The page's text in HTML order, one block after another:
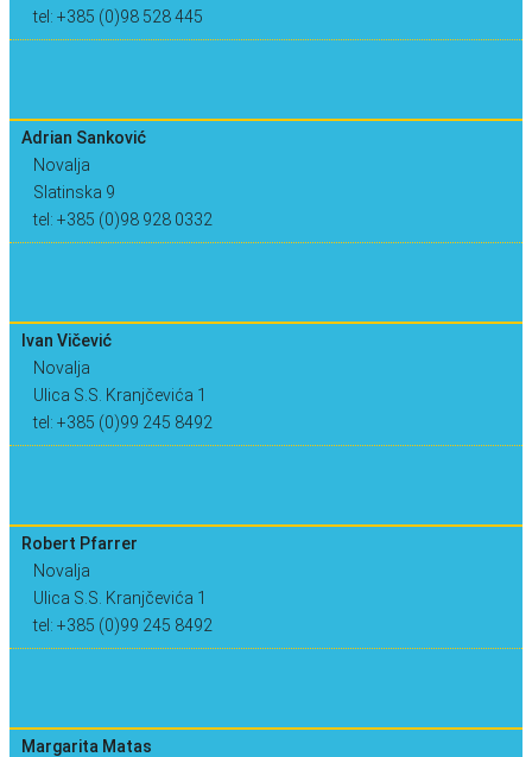
tel: +385 (0)98 528 445
Adrian Sanković
Novalja
Slatinska 9
tel: +385 (0)98 928 0332
Ivan Vičević
Novalja
Ulica S.S. Kranjčevića 1
tel: +385 (0)99 245 8492
Robert Pfarrer
Novalja
Ulica S.S. Kranjčevića 1
tel: +385 (0)99 245 8492
Margarita Matas